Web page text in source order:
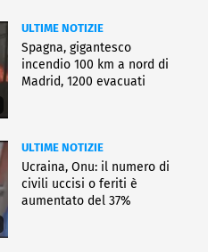
ULTIME NOTIZIE
Spagna, gigantesco
incendio 100 km a nord di
Madrid, 1200 evacuati
ULTIME NOTIZIE
Ucraina, Onu: il numero di
civili uccisi o feriti è
aumentato del 37%